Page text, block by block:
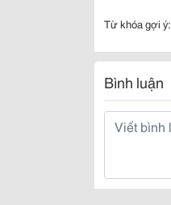
Từ khóa gợi ý:
Bình luận